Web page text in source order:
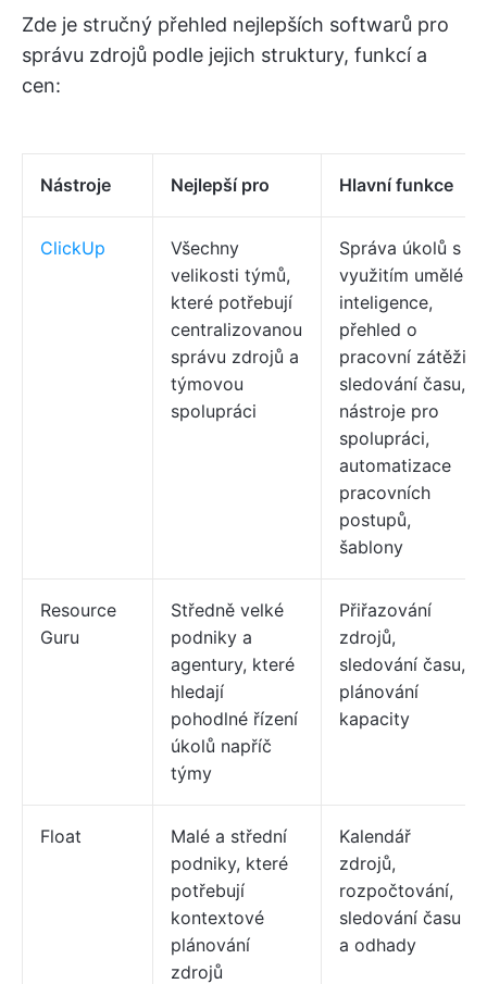
Zde je stručný přehled nejlepších softwarů pro
správu zdrojů podle jejich struktury, funkcí a
cen:
Nástroje Nejlepší pro Hlavní funkce
ClickUp
Všechny
velikosti týmů,
které potřebují
centralizovanou
správu zdrojů a
týmovou
spolupráci
Správa úkolů s
využitím umělé
inteligence,
přehled o
pracovní zátěži,
sledování času,
nástroje pro
spolupráci,
automatizace
pracovních
postupů,
šablony
Resource
Guru
Středně velké
podniky a
agentury, které
hledají
pohodlné řízení
úkolů napříč
týmy
Přiřazování
zdrojů,
sledování času,
plánování
kapacity
Float
Malé a střední
podniky, které
potřebují
kontextové
plánování
zdrojů
Kalendář
zdrojů,
rozpočtování,
sledování času
a odhady